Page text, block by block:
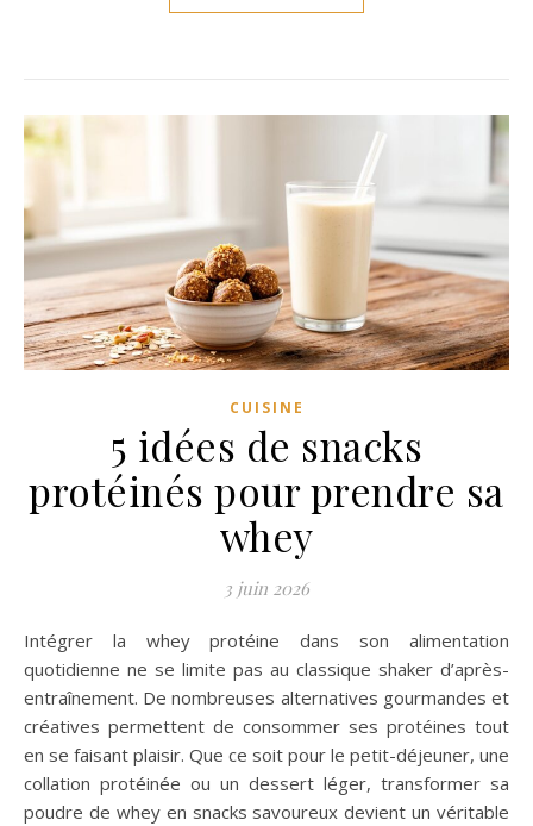
CUISINE
5 idées de snacks
protéinés pour prendre sa
whey
3 juin 2026
Intégrer la whey protéine dans son alimentation
quotidienne ne se limite pas au classique shaker d’après-
entraînement. De nombreuses alternatives gourmandes et
créatives permettent de consommer ses protéines tout
en se faisant plaisir. Que ce soit pour le petit-déjeuner, une
collation protéinée ou un dessert léger, transformer sa
poudre de whey en snacks savoureux devient un véritable